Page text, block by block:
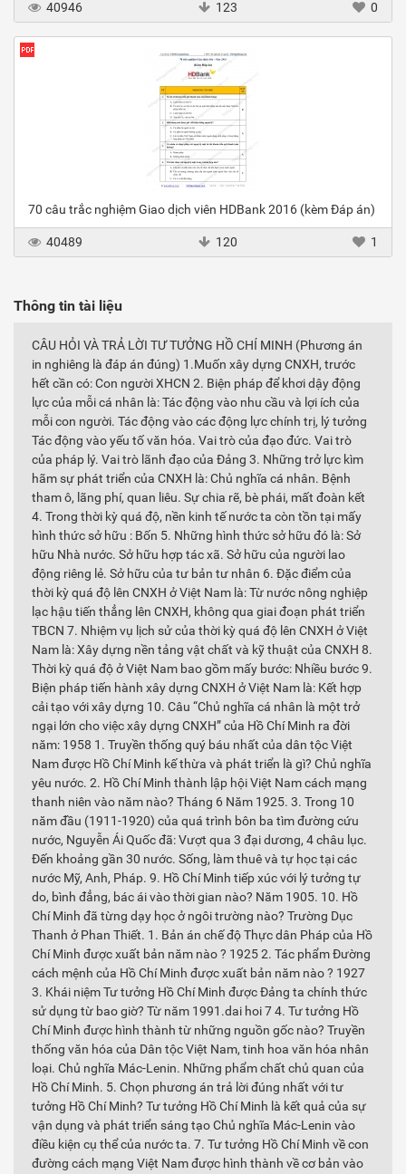
40946 123 0
70 câu trắc nghiệm Giao dịch viên HDBank 2016 (kèm Đáp án)
40489 120 1
Thông tin tài liệu
CÂU HỎI VÀ TRẢ LỜI TƯ TƯỞNG HỒ CHÍ MINH (Phương án
in nghiêng là đáp án đúng) 1.Muốn xây dựng CNXH, trước
hết cần có: Con người XHCN 2. Biện pháp để khơi dậy động
lực của mỗi cá nhân là: Tác động vào nhu cầu và lợi ích của
mỗi con người. Tác động vào các động lực chính trị, lý tưởng
Tác động vào yếu tố văn hóa. Vai trò của đạo đức. Vai trò
của pháp lý. Vai trò lãnh đạo của Đảng 3. Những trở lực kìm
hãm sự phát triển của CNXH là: Chủ nghĩa cá nhân. Bệnh
tham ô, lãng phí, quan liêu. Sự chia rẽ, bè phái, mất đoàn kết
4. Trong thời kỳ quá độ, nền kinh tế nước ta còn tồn tại mấy
hình thức sở hữu : Bốn 5. Những hình thức sở hữu đó là: Sở
hữu Nhà nước. Sở hữu hợp tác xã. Sở hữu của người lao
động riêng lẻ. Sở hữu của tư bản tư nhân 6. Đặc điểm của
thời kỳ quá độ lên CNXH ở Việt Nam là: Từ nước nông nghiệp
lạc hậu tiến thẳng lên CNXH, không qua giai đoạn phát triển
TBCN 7. Nhiệm vụ lịch sử của thời kỳ quá độ lên CNXH ở Việt
Nam là: Xây dựng nền tảng vật chất và kỹ thuật của CNXH 8.
Thời kỳ quá độ ở Việt Nam bao gồm mấy bước: Nhiều bước 9.
Biện pháp tiến hành xây dựng CNXH ở Việt Nam là: Kết hợp
cải tạo với xây dựng 10. Câu “Chủ nghĩa cá nhân là một trở
ngại lớn cho việc xây dựng CNXH” của Hồ Chí Minh ra đời
năm: 1958 1. Truyền thống quý báu nhất của dân tộc Việt
Nam được Hồ Chí Minh kế thừa và phát triển là gì? Chủ nghĩa
yêu nước. 2. Hồ Chí Minh thành lập hội Việt Nam cách mạng
thanh niên vào năm nào? Tháng 6 Năm 1925. 3. Trong 10
năm đầu (1911-1920) của quá trình bôn ba tìm đường cứu
nước, Nguyễn Ái Quốc đã: Vượt qua 3 đại dương, 4 châu lục.
Đến khoảng gần 30 nước. Sống, làm thuê và tự học tại các
nước Mỹ, Anh, Pháp. 9. Hồ Chí Minh tiếp xúc với lý tưởng tự
do, bình đẳng, bác ái vào thời gian nào? Năm 1905. 10. Hồ
Chí Minh đã từng dạy học ở ngôi trường nào? Trường Dục
Thanh ở Phan Thiết. 1. Bản án chế độ Thực dân Pháp của Hồ
Chí Minh được xuất bản năm nào ? 1925 2. Tác phẩm Đường
cách mệnh của Hồ Chí Minh được xuất bản năm nào ? 1927
3. Khái niệm Tư tưởng Hồ Chí Minh được Đảng ta chính thức
sử dụng từ bao giờ? Từ năm 1991.dai hoi 7 4. Tư tưởng Hồ
Chí Minh được hình thành từ những nguồn gốc nào? Truyền
thống văn hóa của Dân tộc Việt Nam, tinh hoa văn hóa nhân
loại. Chủ nghĩa Mác-Lenin. Những phẩm chất chủ quan của
Hồ Chí Minh. 5. Chọn phương án trả lời đúng nhất với tư
tưởng Hồ Chí Minh? Tư tưởng Hồ Chí Minh là kết quả của sự
vận dụng và phát triển sáng tạo Chủ nghĩa Mác-Lenin vào
điều kiện cụ thể của nước ta. 7. Tư tưởng Hồ Chí Minh về con
đường cách mạng Việt Nam được hình thành về cơ bản vào